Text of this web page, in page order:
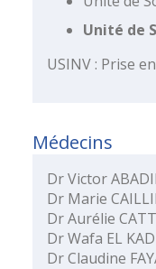
Unité de
USINV : Prise
Médecins
Dr Victor
Dr Marie
Dr Aurélie
Dr Wafa EL
Dr Claudine